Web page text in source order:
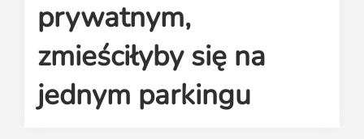
Partnerzy ZPL
Subskrybuj Leaseletter
Materiały do pobrania
Kontakt dla mediów
Klauzule informacyjne
prywatnym,
zmieściłyby się na
jednym parkingu